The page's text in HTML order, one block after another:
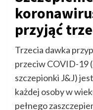
przyjąć
Trzecia dawka
przeciw COVID-19
szczepionki J&J)
każdej osoby w
pełnego